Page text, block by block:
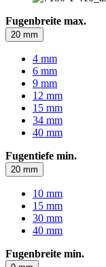
Fugenbreite max.
20 mm
4 mm
6 mm
9 mm
12 mm
15 mm
34 mm
40 mm
Fugentiefe min.
20 mm
10 mm
15 mm
30 mm
40 mm
Fugenbreite min.